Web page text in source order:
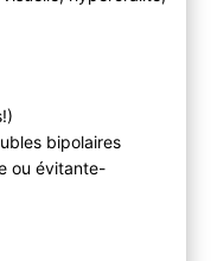
bipolaires
ou évitante-